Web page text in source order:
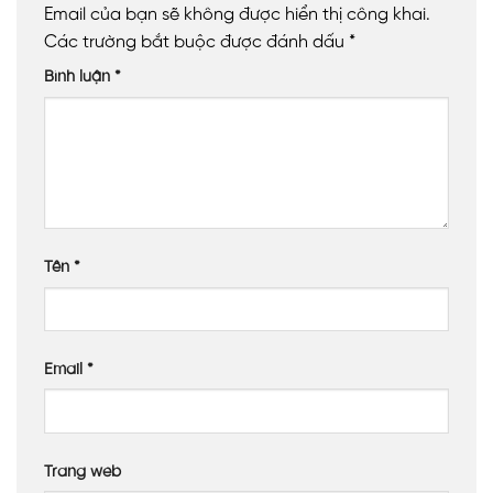
Màu nâu trà có khả năng cản nắng nhưng vẫn lấy được
ánh sáng ở mức tương đối, mang đến không gian ấm
hiệu quả. Tấm nhựa không tích nhiệt và gây nóng như ở
Màu sắc Trắng trong (Clear)
Email của bạn sẽ không được hiển thị công khai.
Các trường bắt buộc được đánh dấu *
Bình luận *
Tên *
Email *
Trang web